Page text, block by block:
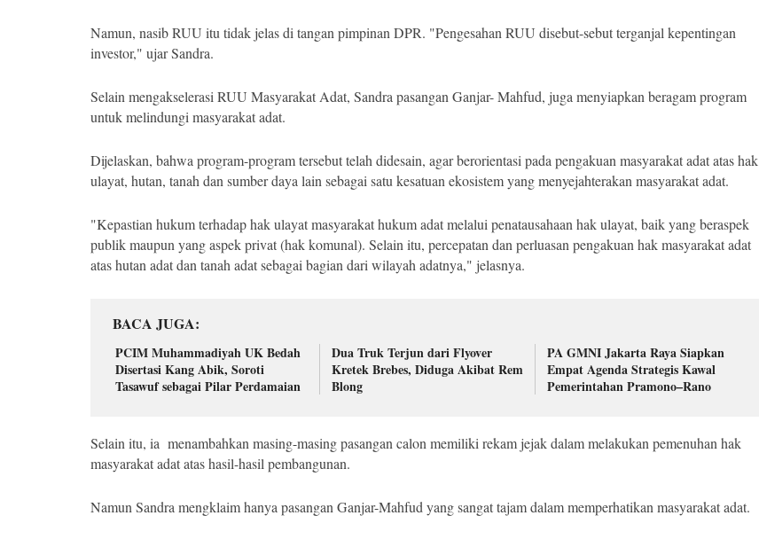
Namun, nasib RUU itu tidak jelas di tangan pimpinan DPR. "Pengesahan RUU disebut-sebut terganjal kepentingan
investor," ujar Sandra.
Selain mengakselerasi RUU Masyarakat Adat, Sandra pasangan Ganjar- Mahfud, juga menyiapkan beragam program
untuk melindungi masyarakat adat.
Dijelaskan, bahwa program-program tersebut telah didesain, agar berorientasi pada pengakuan masyarakat adat atas hak
ulayat, hutan, tanah dan sumber daya lain sebagai satu kesatuan ekosistem yang menyejahterakan masyarakat adat.
"Kepastian hukum terhadap hak ulayat masyarakat hukum adat melalui penatausahaan hak ulayat, baik yang beraspek
publik maupun yang aspek privat (hak komunal). Selain itu, percepatan dan perluasan pengakuan hak masyarakat adat
atas hutan adat dan tanah adat sebagai bagian dari wilayah adatnya," jelasnya.
BACA JUGA
PCIM Muhammadiyah UK Bedah
Disertasi Kang Abik, Soroti
Tasawuf sebagai Pilar Perdamaian
Dua Truk Terjun dari Flyover
Kretek Brebes, Diduga Akibat Rem
Blong
PA GMNI Jakarta Raya Siapkan
Empat Agenda Strategis Kawal
Pemerintahan Pramono–Rano
Selain itu, ia menambahkan masing-masing pasangan calon memiliki rekam jejak dalam melakukan pemenuhan hak
masyarakat adat atas hasil-hasil pembangunan.
Namun Sandra mengklaim hanya pasangan Ganjar-Mahfud yang sangat tajam dalam memperhatikan masyarakat adat.